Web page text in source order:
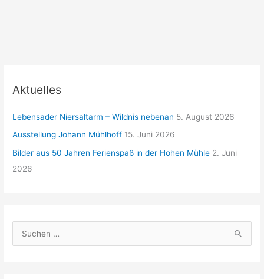
Aktuelles
Lebensader Niersaltarm – Wildnis nebenan 5. August 2026
Ausstellung Johann Mühlhoff 15. Juni 2026
Bilder aus 50 Jahren Ferienspaß in der Hohen Mühle 2. Juni
2026
u